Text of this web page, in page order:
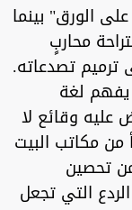
الورق" بينما
محاربٍ
تصدعاته.
يفهم لغة
عليه وقائع لا
من مكاتب البيت
تحصين
التي تجعل